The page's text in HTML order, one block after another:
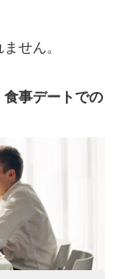
せん。
食事デートでの